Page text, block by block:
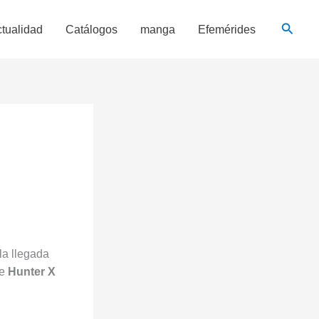
Catálogos manga Efemérides
llegada
Hunter X